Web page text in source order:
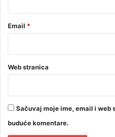
o
e
z
l
o
b
Email *
Web stranica
Sačuvaj moje ime, email i web
buduće komentare.